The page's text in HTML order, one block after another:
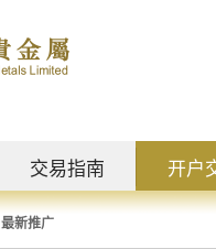
交易指南 开户
最新推广